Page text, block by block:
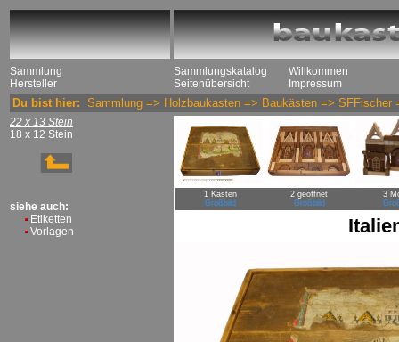
Sammlung
Hersteller
Sammlungskatalog
Seitenübersicht
Willkommen
Impressum
Du bist hier: Sammlung => Holzbaukasten => Baukästen => SFFischer
22 x 13 Stein
18 x 12 Stein
siehe auch:
Etiketten
Vorlagen
1 Kasten
Großbild
2 geöffnet
Großbild
3